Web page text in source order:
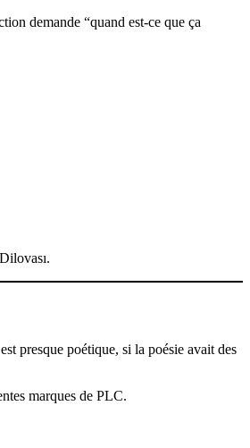
demande “quand est-ce que ça
presque poétique, si la poésie avait des
marques de PLC.